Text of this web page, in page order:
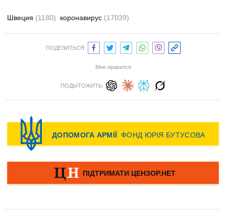
Швеция (1180) коронавирус (17039)
ПОДЕЛИТЬСЯ:
Мне нравится
ПОДЫТОЖИТЬ: